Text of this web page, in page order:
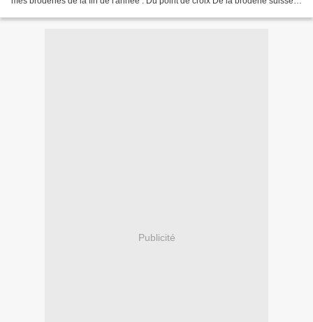
Publicité